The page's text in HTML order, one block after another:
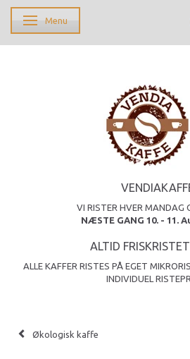
Skifte navigation
Menu
VI RISTER HVER MANDAG
NÆSTE GANG 10. - 11.
ALTID
ALLE KAFFER RISTES PÅ EGET
INDIVIDUEL
Økologisk kaffe